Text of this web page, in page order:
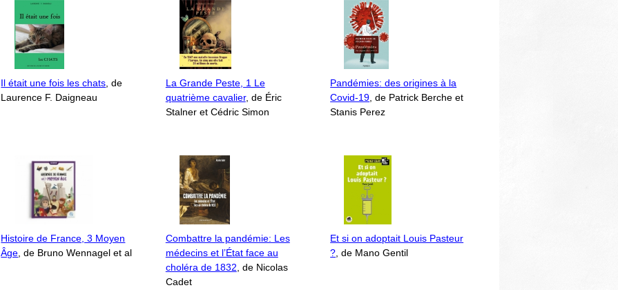
Il était une fois les chats , de
Laurence F. Daigneau
La Grande Peste, 1 Le
quatrième cavalier, de Éric
Stalner et Cédric Simon
Pandémies: des origines à la
Covid-19 , de Patrick Berche et
Stanis Perez
Histoire de France, 3 Moyen
Âge , de Bruno Wennagel et al
Combattre la pandémie: Les
médecins et l’État face au
choléra de 1832 , de Nicolas
Cadet
Et si on adoptait Louis Pasteur
? , de Mano Gentil